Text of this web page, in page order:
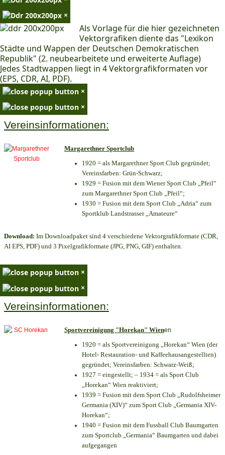
×
Als Vorlage für die hier gezeichneten
Vektorgrafiken diente das "Lexikon
Städte und Wappen der Deutschen Demokratischen
Republik" (2. neubearbeitete und erweiterte Auflage)
Jedes Stadtwappen liegt in 4 Vektorgrafikformaten vor
(EPS, CDR, AI, PDF).
×
×
Vereinsinformationen:
Margarethner Sportclub
1920 = als Margarethner Sport Club gegründet;
Vereinsfarben: Grün-Schwarz;
1929 = Fusion mit dem Wiener Sport Club „Pfeil“
zum Margarethner Sport Club „Pfeil“;
1930 = Fusion mit dem Sport Club „Adria“ zum
Sportklub Landstrasser „Amateure“
Download: Im Downloadpaket sind 4 verschiedene Vektorgrafikformate (CDR,
AI EPS, PDF) und 3 Pixelgrafikformate (JPG, PNG, GIF) enthalten.
×
×
Vereinsinformationen:
Sportvereinigung "Horekan" Wienen
1920 = als Sportvereinigung „Horekan“ Wien (der
Hotel- Restauration- und Kaffeehausangestellten)
gegründet; Vereinsfarben: Schwarz-Weiß;
1927 = eingestellt; – 1934 = als Sport Club
„Horekan“ Wien reaktiviert;
1939 = Fusion mit dem Sport Club „Rudolfsheimer
Germania (XIV)“ zum Sport Club „Germania XIV-
Horekan“;
1940 = Fusion mit dem Fussball Club Baumgarten
zum Sportclub „Germania“ Baumgarten und dabei
aufgegangen